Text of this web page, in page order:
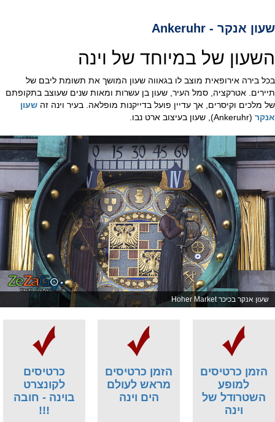
שעון אנקר - Ankeruhr
השעון של במיוחד של וינה
בכל בירה אירופאית מוצב לו בגאווה שעון המושך את תשומת ליבם של
תיירים. אטרקציה, סמל העיר, שעון בן עשרות ומאות שנים שעוצב בתקופתם
של מלכים וקיסרים, אך עדיין פועל בדייקנות מופלאה. בעיר וינה זה שעון
אנקר (Ankeruhr), שעון בעיצוב ארט נבו.
שעון אנקר בכיכר Hoher Market
הזמן כרטיסים
למופע
השטרודל של
וינה
הזמן כרטיסים
מראש לעולם
הים וינה
כרטיסים
לקונצרט
בוינה - חובה
!!!